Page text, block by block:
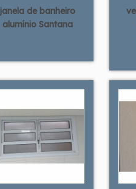
janela de banheiro
alumínio Santana